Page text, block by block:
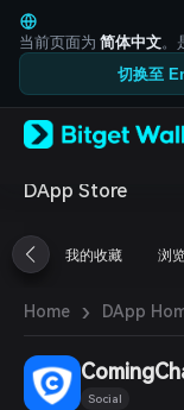
English
日本語
Tiếng Việt
Русский
Español
Türkçe
Français
简体中文
繁體中文
Bahasa Indonesia
ภาษาไทย
العربية
当前页面为 简体中文。
切换至
DApp Store
我的收藏 浏
Home › DApp
Social